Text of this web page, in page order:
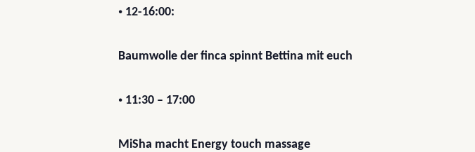
• 12-16:00:
Baumwolle der finca spinnt Bettina mit euch
• 11:30 – 17:00
MiSha macht Energy touch massage